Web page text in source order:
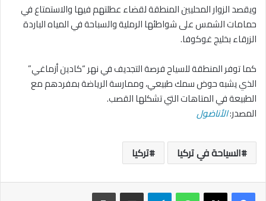
ويقصد الزوار المحليين المنطقة لقضاء عطلتهم فيها والاستمتاع في
حمامات الشمس على شواطئها الرملية والسباحة في المياه الباردة
الزرقاء بخليج غوكوفا.
كما توفر المنطقة للسياح فرصة التجديف في نهر “كادين أزماغي”
الذي يشبه حوض سمك طبيعي، وممارسة الرياضة بمفردهم مع
الطبيعة في المتاهات التي تشكلها القصب.
المصدر:الأناضول
السياحة في تركيا تركيا
واتساب تيلقرام